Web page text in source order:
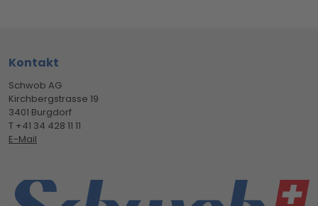
Kontakt
Schwob AG
Kirchbergstrasse 19
3401 Burgdorf
T +41 34 428 11 11
E-Mail